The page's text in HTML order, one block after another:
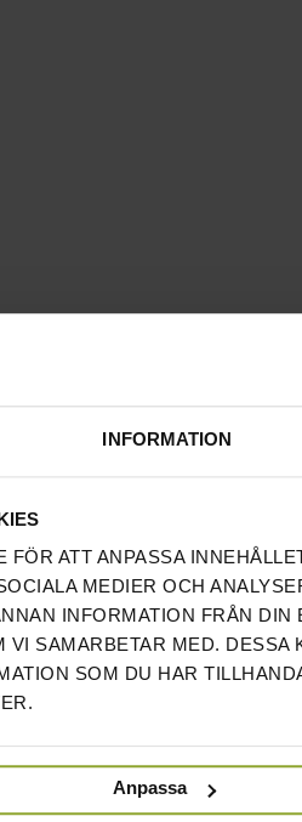
INFORMATION
ATT ANPASSA
MEDIER OCH
INFORMATION FRÅN DIN
VI SAMARBETAR MED. DESSA
SOM DU HAR
Anpassa